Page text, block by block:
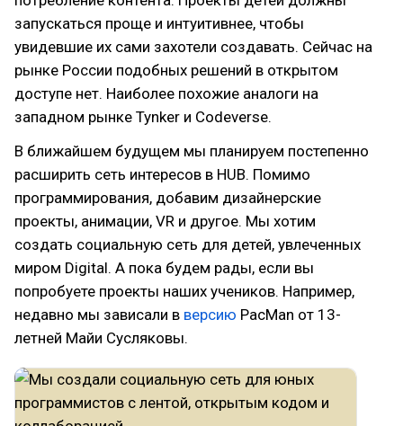
запускаться проще и интуитивнее, чтобы
увидевшие их сами захотели создавать. Сейчас на
рынке России подобных решений в открытом
доступе нет. Наиболее похожие аналоги на
западном рынке Tynker и Codeverse.
В ближайшем будущем мы планируем постепенно
расширить сеть интересов в HUB. Помимо
программирования, добавим дизайнерские
проекты, анимации, VR и другое. Мы хотим
создать социальную сеть для детей, увлеченных
миром Digital. А пока будем рады, если вы
попробуете проекты наших учеников. Например,
недавно мы зависали в версию PacMan от 13-
летней Майи Сусляковы.